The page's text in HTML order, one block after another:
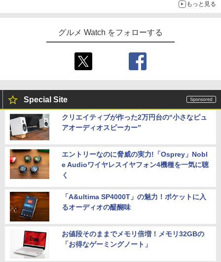
もっと見る
グルメ Watch をフォローする
Special Site
クリエイティブが作った2万円台の“小さなピュ
アオーディオスピーカー”
エントリーなのに脅威の実力!「Osprey」Nobl
e Audioワイヤレスイヤフォン4機種を一気に聴
く
「A&ultima SP4000T」の魅力！ポケットに入
るオーディオの醍醐味
お値段そのままでメモリ倍増！メモリ32GBの
「お得なゲーミングノート」